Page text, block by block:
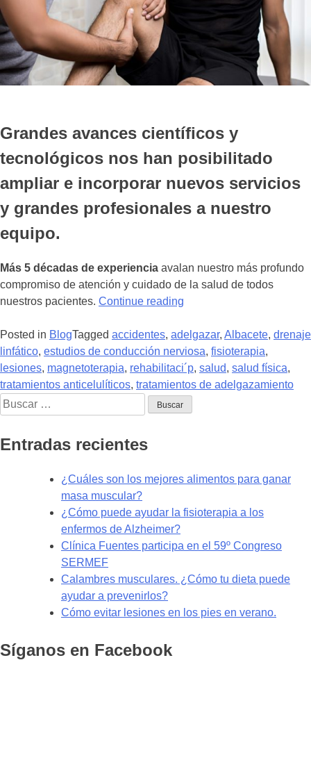
Grandes avances científicos y
tecnológicos nos han posibilitado
ampliar e incorporar nuevos servicios
y grandes profesionales a nuestro
equipo.
Más 5 décadas de experiencia avalan nuestro más profundo
compromiso de atención y cuidado de la salud de todos
nuestros pacientes. Continue reading
50
años
de
experiencia
servicio
en
Posted in BlogTagged accidentes, adelgazar, Albacete, drenaje
linfático, estudios de conducción nerviosa, fisioterapia,
lesiones, magnetoterapia, rehabilitaci´p, salud, salud física,
tratamientos anticelulíticos, tratamientos de adelgazamiento
Buscar:
Entradas recientes
¿Cuáles son los mejores alimentos para ganar
masa muscular?
¿Cómo puede ayudar la fisioterapia a los
enfermos de Alzheimer?
Clínica Fuentes participa en el 59º Congreso
SERMEF
Calambres musculares. ¿Cómo tu dieta puede
ayudar a prevenirlos?
Cómo evitar lesiones en los pies en verano.
Síganos en Facebook